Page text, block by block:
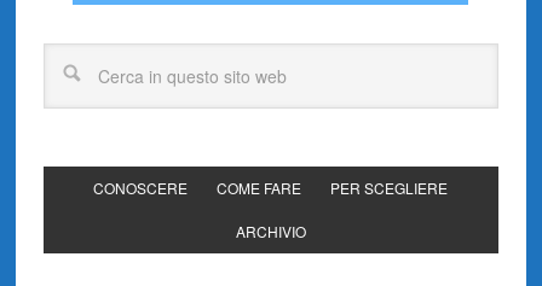
CONOSCERE COME FARE PER SCEGLIERE
ARCHIVIO